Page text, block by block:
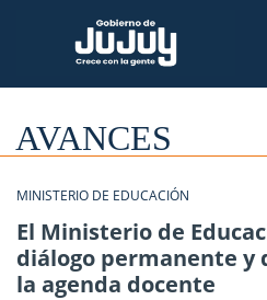
AVANCES
MINISTERIO DE EDUCACIÓN
El Ministerio de
diálogo permanente y
la agenda docente